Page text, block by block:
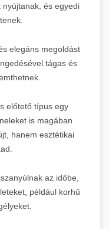
és egyedi
elegáns megoldást
tágas és
előtető típus egy
is magában
hanem esztétikai
az időbe,
például korhű